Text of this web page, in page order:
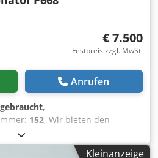
€ 7.500
Festpreis zzgl. MwSt.
Anrufen
gebraucht,
152, Wir bieten den
JUMBO DATAMAIL
an. Ausstattung: Baujahr
Kleinanzeige